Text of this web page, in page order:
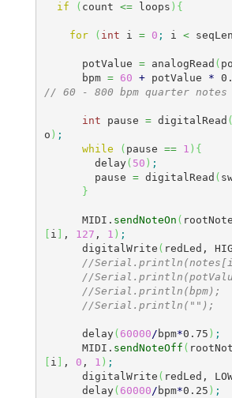
if ( count <= loops ) {
for ( int i = 0 ; i <
      potValue
= analogRead (
      bpm
= 60 + potValue *
// 60 - 800 bpm quarter notes
int pause = digitalRead (
o ) ;
while
( pause == 1 ) {
        delay
( 50 ) ;
        pause
= digitalRead (
}
      MIDI.
sendNoteOn (
i , 127 , 1 ) ;
      digitalWrite
( redLed,
//
//
//Serial.println(bpm);
//Serial.println("");
      delay
( 60000/ bpm*0.75 ) ;
      MIDI.
sendNoteOff (
i , 0 , 1 ) ;
      digitalWrite
( redLed,
      delay
( 60000/ bpm*0.25 ) ;